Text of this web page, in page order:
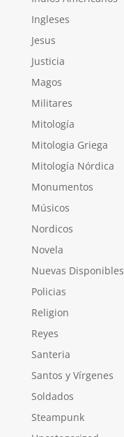
Ingleses
Jesus
Justicia
Magos
Militares
Mitología
Mitologia Griega
Mitología Nórdica
Monumentos
Músicos
Nordicos
Novela
Nuevas Disponibles
Policias
Religion
Reyes
Santeria
Santos y Vírgenes
Soldados
Steampunk